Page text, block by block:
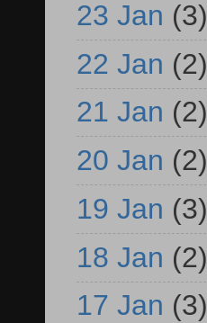
23 Jan (3)
22 Jan (2)
21 Jan (2)
20 Jan (2)
19 Jan (3)
18 Jan (2)
17 Jan (3)